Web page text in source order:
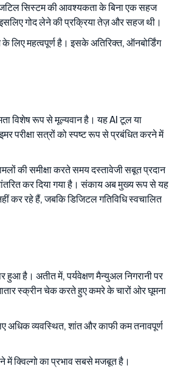
सिस्टम की आवश्यकता के बिना एक सहज
गोद लेने की प्रक्रिया तेज़ और सहज थी।
लिए महत्वपूर्ण है। इसके अतिरिक्त, ऑनबोर्डिंग
विशेष रूप से मूल्यवान है। यह AI टूल या
परीक्षा सत्रों को स्पष्ट रूप से प्रबंधित करने में
की समीक्षा करते समय दस्तावेजी सबूत प्रदान
कर दिया गया है। संकाय अब मुख्य रूप से यह
कर रहे हैं, जबकि डिजिटल गतिविधि स्वचालित
हुआ है। अतीत में, पर्यवेक्षण मैन्युअल निगरानी पर
स्क्रीन चेक करते हुए कमरे के चारों ओर घूमना
अधिक व्यवस्थित, शांत और काफी कम तनावपूर्ण
में क्विल्गो का प्रभाव सबसे मजबूत है।